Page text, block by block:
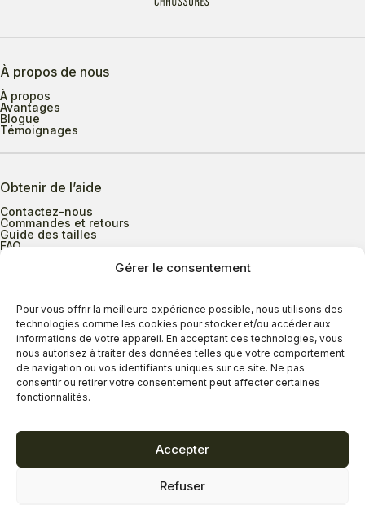
Gérer le consentement
Pour vous offrir la meilleure expérience possible, nous utilisons des
technologies comme les cookies pour stocker et/ou accéder aux
informations de votre appareil. En acceptant ces technologies, vous
nous autorisez à traiter des données telles que votre comportement
de navigation ou vos identifiants uniques sur ce site. Ne pas
consentir ou retirer votre consentement peut affecter certaines
fonctionnalités.
Accepter
Refuser
À propos de nous
À propos
Avantages
Blogue
Témoignages
Obtenir de l’aide
Contactez-nous
Commandes et retours
Guide des tailles
FAQ
Heures d’ouverture
Lundi au mercredi
9h00 à 17h30
Jeudi
9h00 à 20h00
Vendredi
9h00 à 18h00
Dimanche
11h00 à 16h30